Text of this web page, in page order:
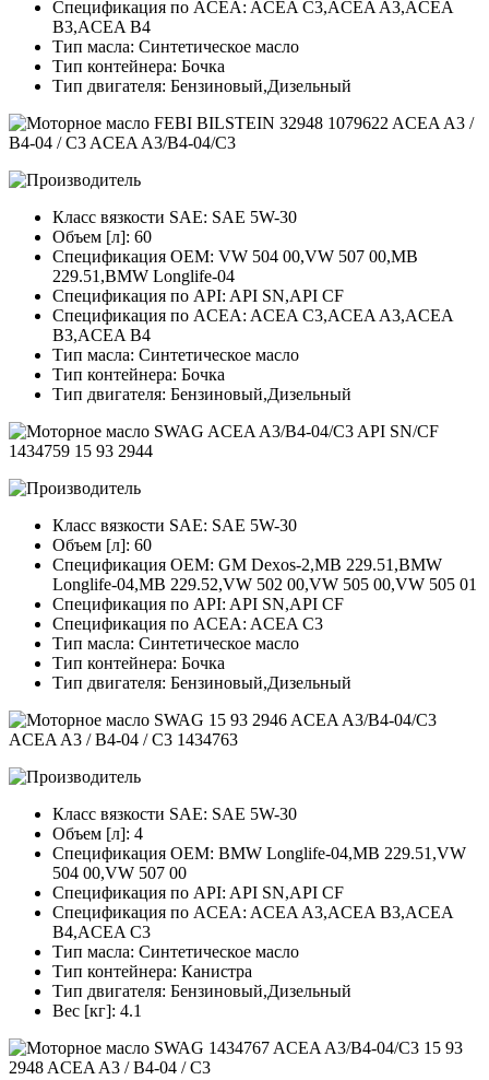
Спецификация по ACEA: ACEA C3,ACEA A3,ACEA
B3,ACEA B4
Тип масла: Синтетическое масло
Тип контейнера: Бочка
Тип двигателя: Бензиновый,Дизельный
Класс вязкости SAE: SAE 5W-30
Объем [л]: 60
Спецификация OEM: VW 504 00,VW 507 00,MB
229.51,BMW Longlife-04
Спецификация по API: API SN,API CF
Спецификация по ACEA: ACEA C3,ACEA A3,ACEA
B3,ACEA B4
Тип масла: Синтетическое масло
Тип контейнера: Бочка
Тип двигателя: Бензиновый,Дизельный
Класс вязкости SAE: SAE 5W-30
Объем [л]: 60
Спецификация OEM: GM Dexos-2,MB 229.51,BMW
Longlife-04,MB 229.52,VW 502 00,VW 505 00,VW 505 01
Спецификация по API: API SN,API CF
Спецификация по ACEA: ACEA C3
Тип масла: Синтетическое масло
Тип контейнера: Бочка
Тип двигателя: Бензиновый,Дизельный
Класс вязкости SAE: SAE 5W-30
Объем [л]: 4
Спецификация OEM: BMW Longlife-04,MB 229.51,VW
504 00,VW 507 00
Спецификация по API: API SN,API CF
Спецификация по ACEA: ACEA A3,ACEA B3,ACEA
B4,ACEA C3
Тип масла: Синтетическое масло
Тип контейнера: Канистра
Тип двигателя: Бензиновый,Дизельный
Вес [кг]: 4.1